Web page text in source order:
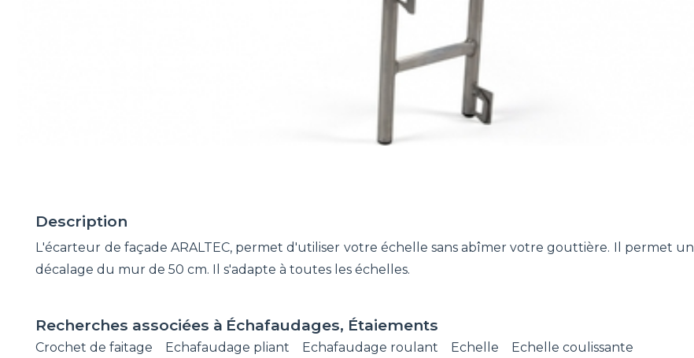
Description
L'écarteur de façade ARALTEC, permet d'utiliser votre échelle sans abîmer votre gouttière. Il permet un
décalage du mur de 50 cm. Il s'adapte à toutes les échelles.
Recherches associées à Échafaudages, Étaiements
Crochet de faitage Echafaudage pliant Echafaudage roulant Echelle
Echelle coulissante